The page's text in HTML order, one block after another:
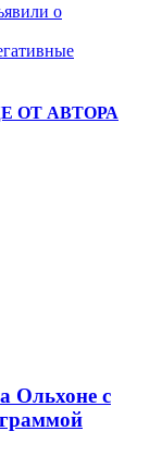
о
ОТ АВТОРА
Ольхоне с